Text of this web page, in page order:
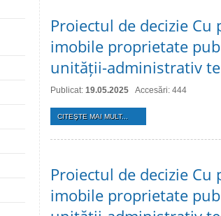
Proiectul de decizie
imobile proprietate
unității-administrativ
Publicat: 19.05.2025 Accesări: 444
CITEŞTE MAI MULT...
Proiectul de decizie
imobile proprietate